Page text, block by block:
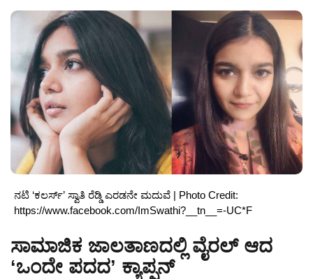
ನಟಿ ‘ಕಲರ್ಸ್’ ಸ್ವಾತಿ ರೆಡ್ಡಿ ಎರಡನೇ ಮದುವೆ | Photo Credit:
https://www.facebook.com/ImSwathi?__tn__=-UC*F
ಸಾಮಾಜಿಕ ಜಾಲತಾಣದಲ್ಲಿ ವೈರಲ್ ಆದ
‘ಒಂದೇ ಪದದ’ ಕ್ಯಾಪ್ಷನ್